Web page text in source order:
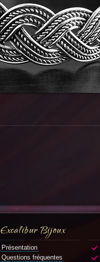
Excalibur Bijoux
Présentation
Questions fréquentes